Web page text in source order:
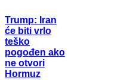
Trump: Iran
će biti vrlo
teško
pogođen ako
ne otvori
Hormuz